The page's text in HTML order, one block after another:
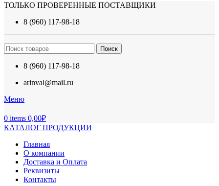
ТОЛЬКО ПРОВЕРЕННЫЕ ПОСТАВЩИКИ
8 (960) 117-98-18
Поиск
8 (960) 117-98-18
arinval@mail.ru
Меню
0 items 0,00₽
КАТАЛОГ ПРОДУКЦИИ
Главная
О компании
Доставка и Оплата
Реквизиты
Контакты